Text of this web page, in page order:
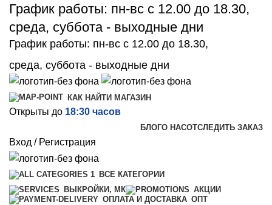
График работы: пн-вс с 12.00 до 18.30,
среда, суббота - выходные дни
График работы: пн-вс с 12.00 до 18.30,
среда, суббота - выходные дни
КАК НАЙТИ МАГАЗИН
Открыты до 18:30 часов
БЛОГО НАСОТСЛЕДИТЬ ЗАКАЗ
Вход / Регистрация
ВСЕ КАТЕГОРИИ
ВЫКРОЙКИ, МК
АКЦИИ
ОПЛАТА И ДОСТАВКА ОПТ